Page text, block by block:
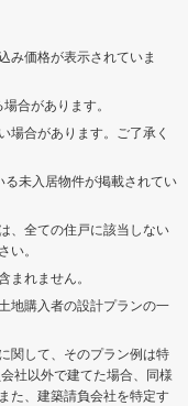
み価格が表示されていま
合があります。
場合があります。ご了承く
る未入居物件が掲載されてい
、全ての住戸に該当しない
。
まれません。
地購入者の設計プランの一
関して、そのプラン例は特
社以外で建てた場合、同様
た、建築請負会社を特定す